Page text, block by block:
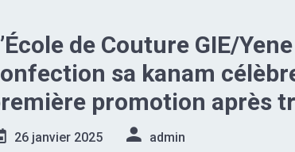
de Couture GIE/Yene
sa kanam
promotion après
formation
26 janvier 2025 admin